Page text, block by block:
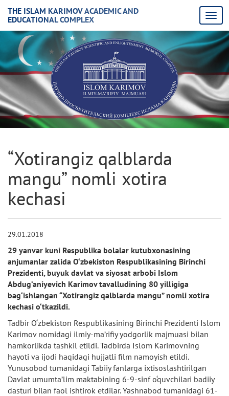
THE ISLAM KARIMOV ACADEMIC AND
EDUCATIONAL COMPLEX
“Xotirangiz qalblarda
mangu” nomli xotira
kechasi
29.01.2018
29 yanvar kuni Respublika bolalar kutubxonasining
anjumanlar zalida O‘zbekiston Respublikasining Birinchi
Prezidenti, buyuk davlat va siyosat arbobi Islom
Abdug‘aniyevich Karimov tavalludining 80 yilligiga
bag‘ishlangan “Xotirangiz qalblarda mangu” nomli xotira
kechasi o‘tkazildi.
Tadbir O‘zbekiston Respublikasining Birinchi Prezidenti Islom
Karimov nomidagi ilmiy-ma’rifiy yodgorlik majmuasi bilan
hamkorlikda tashkil etildi. Tadbirda Islom Karimovning
hayoti va ijodi haqidagi hujjatli film namoyish etildi.
Yunusobod tumanidagi Tabiiy fanlarga ixtisoslashtirilgan
Davlat umumta’lim maktabining 6-9-sinf o‘quvchilari badiiy
dasturi bilan faol ishtirok etdilar. Yashnabod tumanidagi 61-